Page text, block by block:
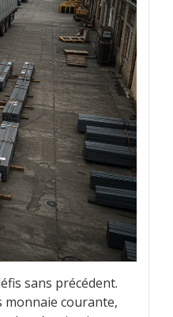
sans précédent.
monnaie courante,